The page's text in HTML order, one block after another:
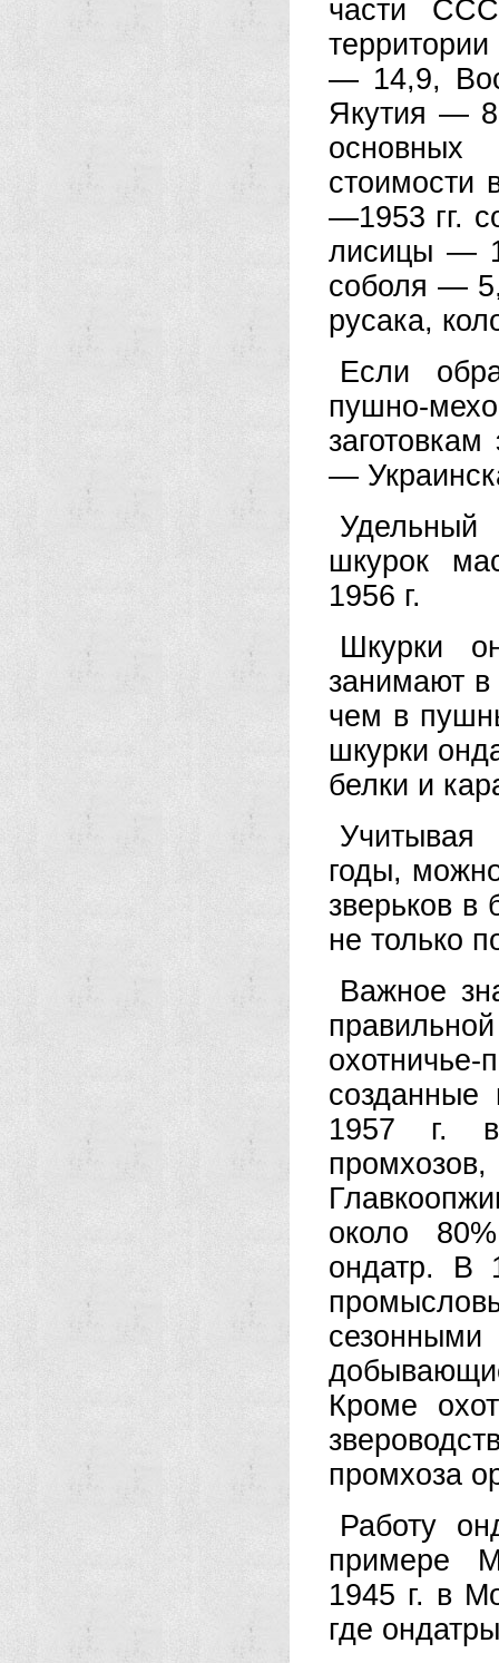
части
— 14,9,
Якутия —
основных
стоимости
—1953 гг.
лисицы —
соболя —
русака,
Если
пушно-
—
шкурок
1956 г.
Шкурки
занимают
чем в
шкурки
белки и
годы,
зверьков в
не только
Важное
созданные
1957 г.
около
ондатр. В
сезонными
Кроме
промхоза
Работу
примере
1945 г. в
где